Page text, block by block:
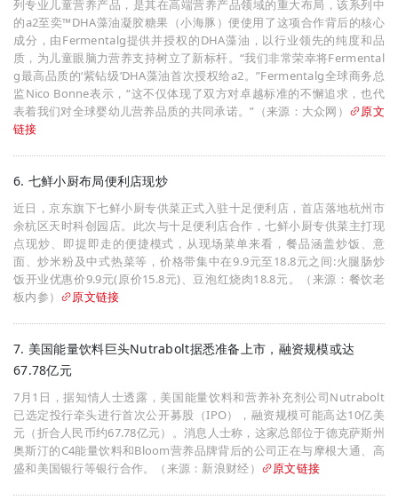
列专业儿童营养产品，是其在高端营养产品领域的重大布局，该系列中
的a2至奕™DHA藻油凝胶糖果（小海豚）便使用了这项合作背后的核心
成分，由Fermentalg提供并授权的DHA藻油，以行业领先的纯度和品
质，为儿童眼脑力营养支持树立了新标杆。“我们非常荣幸将Fermental
g最高品质的‘紫钻级’DHA藻油首次授权给a2。”Fermentalg全球商务总
监Nico Bonne表示，“这不仅体现了双方对卓越标准的不懈追求，也代
表着我们对全球婴幼儿营养品质的共同承诺。”（来源：大众网）
原文
链接
6. 七鲜小厨布局便利店现炒
近日，京东旗下七鲜小厨专供菜正式入驻十足便利店，首店落地杭州市
余杭区天时科创园店。此次与十足便利店合作，七鲜小厨专供菜主打现
点现炒、即提即走的便捷模式，从现场菜单来看，餐品涵盖炒饭、意
面、炒米粉及中式热菜等，价格带集中在9.9元至18.8元之间:火腿肠炒
饭开业优惠价9.9元(原价15.8元)、豆泡红烧肉18.8元。（来源：餐饮老
板内参）
原文链接
7. 美国能量饮料巨头Nutrabolt据悉准备上市，融资规模或达
67.78亿元
7月1日，据知情人士透露，美国能量饮料和营养补充剂公司Nutrabolt
已选定投行牵头进行首次公开募股（IPO），融资规模可能高达10亿美
元（折合人民币约67.78亿元）。消息人士称，这家总部位于德克萨斯州
奥斯汀的C4能量饮料和Bloom营养品牌背后的公司正在与摩根大通、高
盛和美国银行等银行合作。（来源：新浪财经）
原文链接